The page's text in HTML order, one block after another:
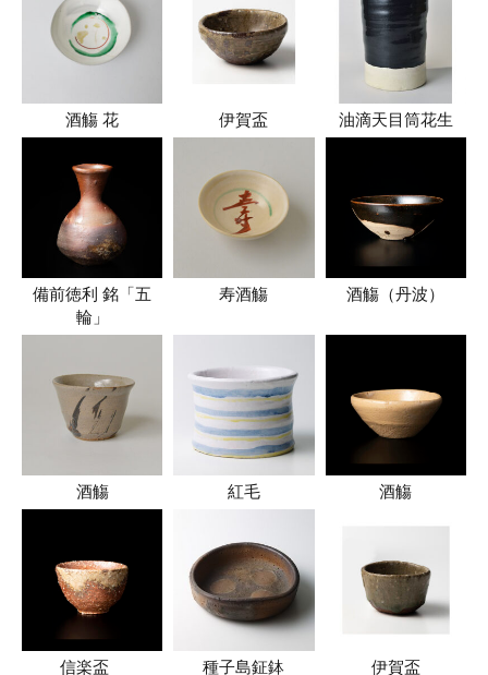
酒觴 花 伊賀盃 油滴天目筒花生
備前徳利 銘「五
輪」
寿酒觴 酒觴（丹波）
酒觴 紅毛 酒觴
信楽盃 種子島鉦鉢 伊賀盃